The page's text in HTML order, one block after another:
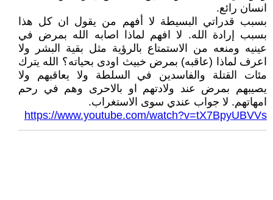
انسان رائع.
بسبب قدراتي البسيطة لا أفهم من يقول ان كل هذا
بسبب إرادة الله. لا افهم لماذا اصابه الله بمرض في
عينيه ومنعه من الاستمتاع بالرؤية مثل بقية البشر ولا
اعرف لماذا (عاقبه) بمرض خبيث اودى بحياته؟ الله يترك
مئات القتلة والفاسدين في السلطة ولا يعاقبهم ولا
يصيبهم بمرض عند ولادتهم او بالاحرى وهم في رحم
امهاتهم. لا جواب عندي سوى الاستغراب.
https://www.youtube.com/watch?v=tX7BpyUBVVs